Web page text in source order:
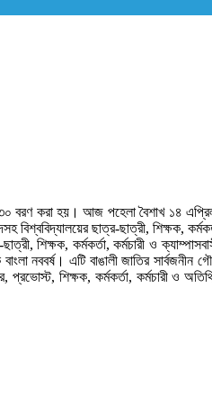
বরণ করা হয়। আজ পহেলা বৈশাখ ১৪
ছাত্র-ছাত্রী, শিক্ষক,
শিক্ষক, কর্মকর্তা, কর্মচারী ও
নববর্ষ। এটি বাঙালী জাতির
প্রভোস্ট, শিক্ষক, কর্মকর্তা, কর্মচারী ও